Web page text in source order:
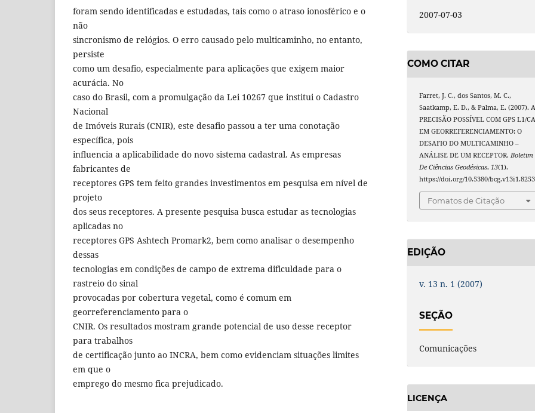
foram sendo identificadas e estudadas, tais como o atraso ionosférico e o
não
sincronismo de relógios. O erro causado pelo multicaminho, no entanto,
persiste
como um desafio, especialmente para aplicações que exigem maior
acurácia. No
caso do Brasil, com a promulgação da Lei 10267 que institui o Cadastro
Nacional
de Imóveis Rurais (CNIR), este desafio passou a ter uma conotação
específica, pois
influencia a aplicabilidade do novo sistema cadastral. As empresas
fabricantes de
receptores GPS tem feito grandes investimentos em pesquisa em nível de
projeto
dos seus receptores. A presente pesquisa busca estudar as tecnologias
aplicadas no
receptores GPS Ashtech Promark2, bem como analisar o desempenho
dessas
tecnologias em condições de campo de extrema dificuldade para o
rastreio do sinal
provocadas por cobertura vegetal, como é comum em
georreferenciamento para o
CNIR. Os resultados mostram grande potencial de uso desse receptor
para trabalhos
de certificação junto ao INCRA, bem como evidenciam situações limites
em que o
emprego do mesmo fica prejudicado.
2007-07-03
COMO CITAR
Farret, J. C., dos Santos, M. C.,
Saatkamp, E. D., & Palma, E. (2007).
PRECISÃO POSSÍVEL COM GPS L1/
EM GEORREFERENCIAMENTO: O
DESAFIO DO MULTICAMINHO –
ANÁLISE DE UM RECEPTOR.Boletim
De Ciências Geodésicas,13(1).
https://doi.org/10.5380/bcg.v13i1.8253
Fomatos de Citação
EDIÇÃO
v. 13 n. 1 (2007)
SEÇÃO
Comunicações
LICENÇA